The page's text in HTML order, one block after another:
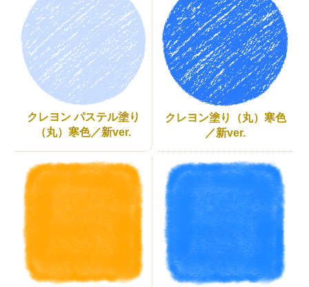
クレヨン パステル塗り
（丸）寒色／新ver.
クレヨン塗り（丸）寒色
／新ver.